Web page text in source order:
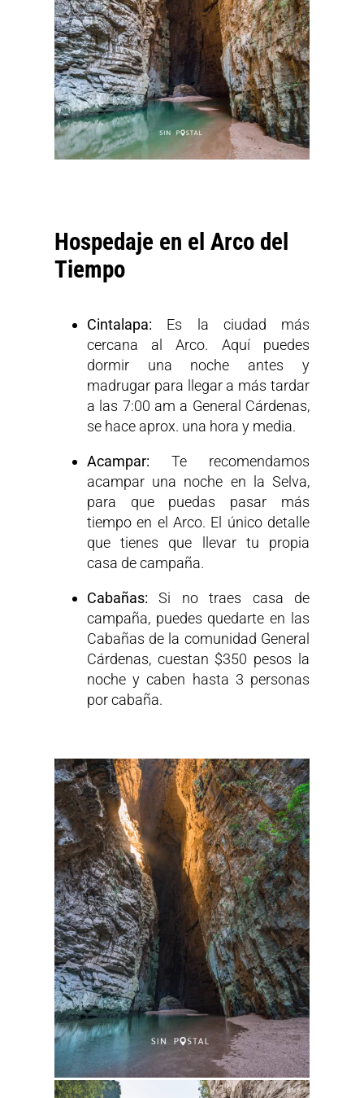
Hospedaje en el Arco del
Tiempo
Cintalapa: Es la ciudad más
cercana al Arco. Aquí puedes
dormir una noche antes y
madrugar para llegar a más tardar
a las 7:00 am a General Cárdenas,
se hace aprox. una hora y media.
Acampar: Te recomendamos
acampar una noche en la Selva,
para que puedas pasar más
tiempo en el Arco. El único detalle
que tienes que llevar tu propia
casa de campaña.
Cabañas: Si no traes casa de
campaña, puedes quedarte en las
Cabañas de la comunidad General
Cárdenas, cuestan $350 pesos la
noche y caben hasta 3 personas
por cabaña.